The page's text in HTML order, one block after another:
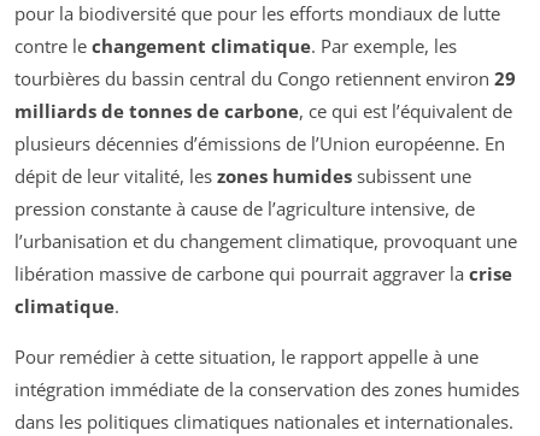
pour la biodiversité que pour les efforts mondiaux de lutte
contre le changement climatique. Par exemple, les
tourbières du bassin central du Congo retiennent environ 29
milliards de tonnes de carbone, ce qui est l’équivalent de
plusieurs décennies d’émissions de l’Union européenne. En
dépit de leur vitalité, les zones humides subissent une
pression constante à cause de l’agriculture intensive, de
l’urbanisation et du changement climatique, provoquant une
libération massive de carbone qui pourrait aggraver la crise
climatique.
Pour remédier à cette situation, le rapport appelle à une
intégration immédiate de la conservation des zones humides
dans les politiques climatiques nationales et internationales.